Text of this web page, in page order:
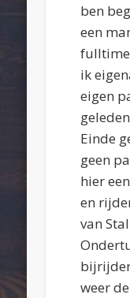
ben
een
fulltime
ik
eigen
Einde
geen
hier
en
van
weer